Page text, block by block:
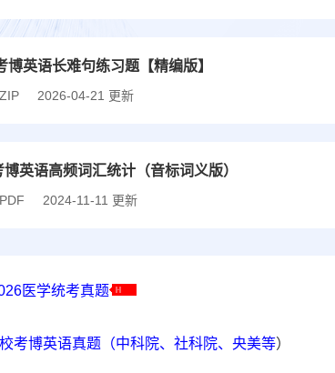
博英语长难句练习题【精编版】
2026-04-21 更新
博英语高频词汇统计（音标词义版）
2024-11-11 更新
医学统考真题
考博英语真题（中科院、社科院、央美等）